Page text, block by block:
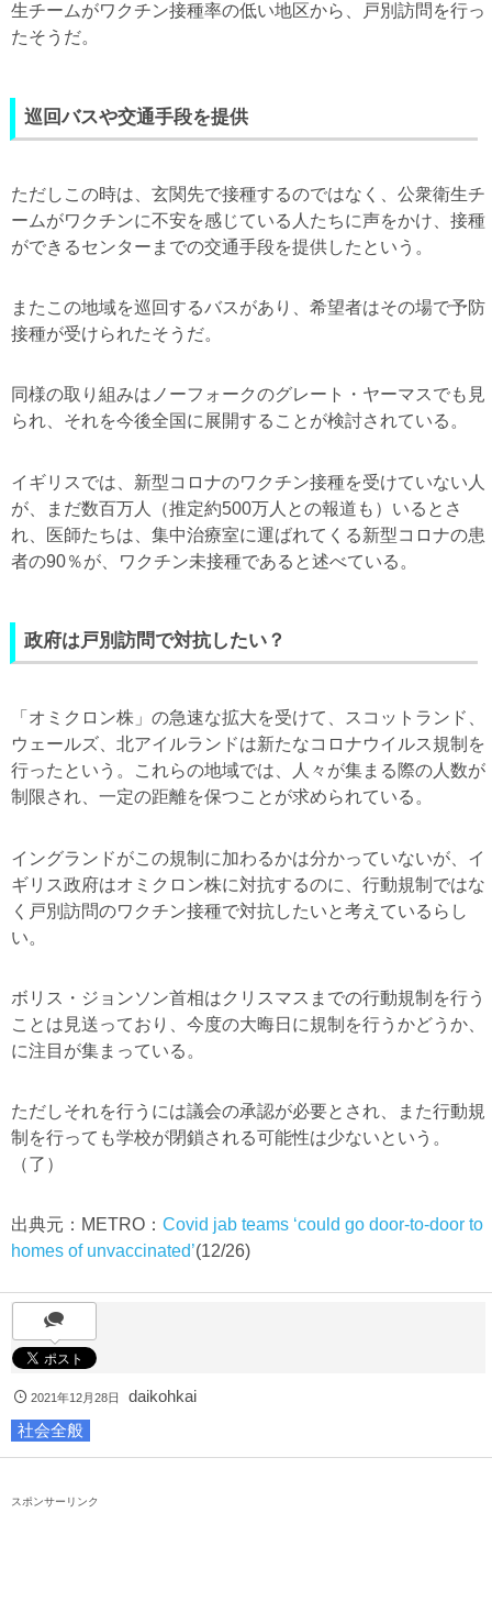
生チームがワクチン接種率の低い地区から、戸別訪問を行っ
たそうだ。
巡回バスや交通手段を提供
ただしこの時は、玄関先で接種するのではなく、公衆衛生チ
ームがワクチンに不安を感じている人たちに声をかけ、接種
ができるセンターまでの交通手段を提供したという。
またこの地域を巡回するバスがあり、希望者はその場で予防
接種が受けられたそうだ。
同様の取り組みはノーフォークのグレート・ヤーマスでも見
られ、それを今後全国に展開することが検討されている。
イギリスでは、新型コロナのワクチン接種を受けていない人
が、まだ数百万人（推定約500万人との報道も）いるとさ
れ、医師たちは、集中治療室に運ばれてくる新型コロナの患
者の90％が、ワクチン未接種であると述べている。
政府は戸別訪問で対抗したい？
「オミクロン株」の急速な拡大を受けて、スコットランド、
ウェールズ、北アイルランドは新たなコロナウイルス規制を
行ったという。これらの地域では、人々が集まる際の人数が
制限され、一定の距離を保つことが求められている。
イングランドがこの規制に加わるかは分かっていないが、イ
ギリス政府はオミクロン株に対抗するのに、行動規制ではな
く戸別訪問のワクチン接種で対抗したいと考えているらし
い。
ボリス・ジョンソン首相はクリスマスまでの行動規制を行う
ことは見送っており、今度の大晦日に規制を行うかどうか、
に注目が集まっている。
ただしそれを行うには議会の承認が必要とされ、また行動規
制を行っても学校が閉鎖される可能性は少ないという。
（了）
出典元：METRO： Covid jab teams ‘could go door-to-door to
homes of unvaccinated’(12/26)
2021年12月28日
daikohkai
社会全般
スポンサーリンク